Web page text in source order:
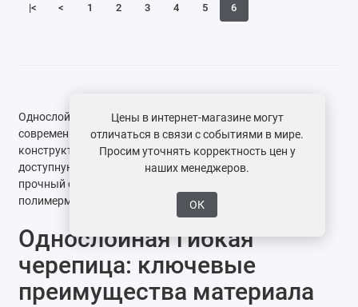
|< < 1 2 3 4 5 6
Однослойная гибкая черепица представляет собой
современное кровельное покрытие, успешно сочетающее
конструктивную надежность, визуальную эстетику и
доступную стоимость. В основе каждого гонта лежит
прочный стеклохолст, равномерно пропитанный
полимермодифицированным битумом.
Однослойная гибкая
черепица: ключевые
преимущества материала
Цены в интернет-магазине могут
отличаться в связи с событиями в мире.
Просим уточнять корректность цен у
наших менеджеров.
ОК